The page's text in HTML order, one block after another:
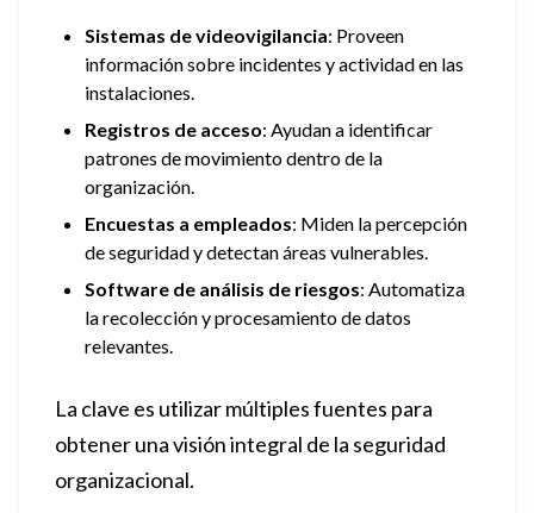
Sistemas de videovigilancia: Proveen
información sobre incidentes y actividad en las
instalaciones.
Registros de acceso: Ayudan a identificar
patrones de movimiento dentro de la
organización.
Encuestas a empleados: Miden la percepción
de seguridad y detectan áreas vulnerables.
Software de análisis de riesgos: Automatiza
la recolección y procesamiento de datos
relevantes.
La clave es utilizar múltiples fuentes para
obtener una visión integral de la seguridad
organizacional.